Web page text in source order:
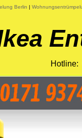
Berlin |
Hotline: